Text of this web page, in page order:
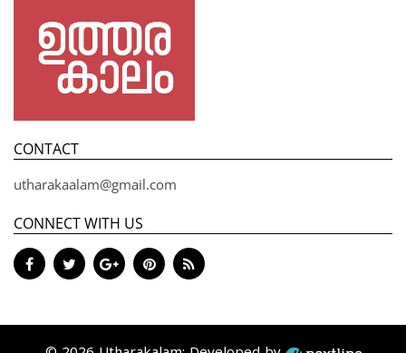
CONTACT
utharakaalam@gmail.com
CONNECT WITH US